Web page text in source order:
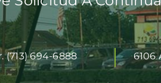
(713) 694-6888 6106